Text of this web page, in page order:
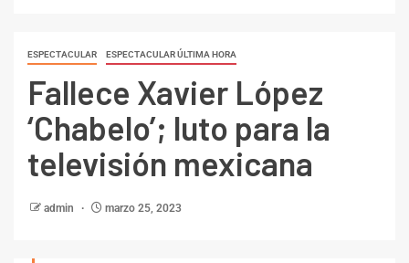
ESPECTACULAR ESPECTACULAR ÚLTIMA HORA
Fallece Xavier López
‘Chabelo’; luto para la
televisión mexicana
admin marzo 25, 2023